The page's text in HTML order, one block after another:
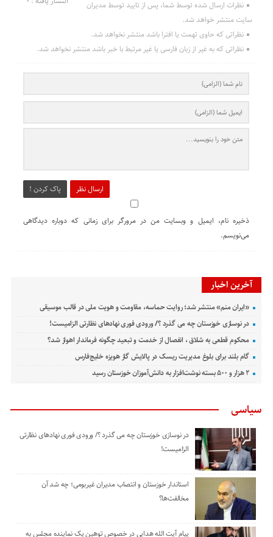
نظرات ارسال شده توسط شما، پس از تایید توسط مدیران
سایت منتشر خواهد شد.
نظراتی که حاوی تهمت یا افترا باشد منتشر نخواهد شد.
نظراتی که به غیر از زبان فارسی یا غیر مرتبط با خبر باشد منتشر نخواهد شد.
ارسال نظر پاک کردن !
ذخیره نام، ایمیل و وبسایت من در مرورگر برای زمانی که دوباره دیدگاهی
می‌نویسم.
آخرین اخبار
«ایران منم» منتشر شد؛ روایت حماسه، مقاومت و هویت ملی در قالب موسیقی
در نوسازی خوزستان چه می گذرد ؟/ ورودی فوری نهادهای نظارتی الزامیست!
محکوم قطعی به شلاق ، انفصال از خدمت و تبعید چگونه فرماندار اهواز شد؟
گام بلند برای بلوغ مدیریت ریسک در پالایش گاز هویزه خلیج‌فارس
۲ هزار و ۵۰۰ بسته نوشت‌افزار به دانش‌آموزان خوزستان رسید
سیاسی
در نوسازی خوزستان چه می گذرد ؟/ ورودی فوری نهادهای نظارتی
الزامیست!
استاندار خوزستان و انتصاب مدیران غیربومی؛ چه شد آن
مخالفت‌ها؟
پیام آیت الله هدایی در خصوص توهین یک نماینده مجلس به